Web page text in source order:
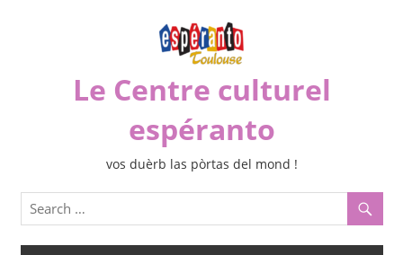
Le Centre culturel
espéranto
vos duèrb las pòrtas del mond !